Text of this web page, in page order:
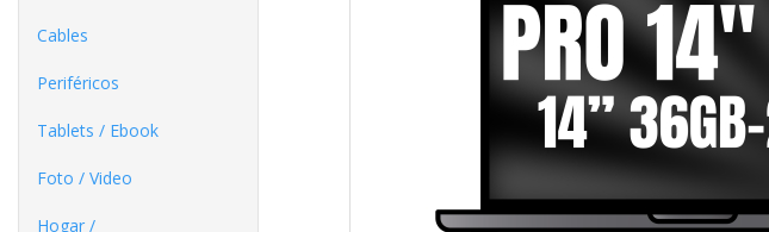
Cables
Periféricos
Tablets / Ebook
Foto / Video
Hogar /